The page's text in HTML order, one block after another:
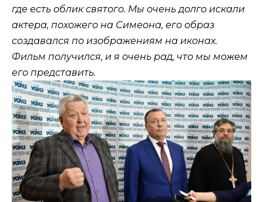
где есть облик святого. Мы очень долго искали
актера, похожего на Симеона, его образ
создавался по изображениям на иконах.
Фильм получился, и я очень рад, что мы можем
его представить.